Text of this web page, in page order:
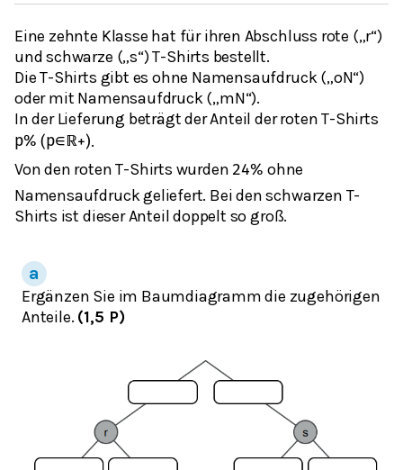
Eine zehnte Klasse hat für ihren Abschluss rote („r“)
und schwarze („s“) T-Shirts bestellt.
Die T-Shirts gibt es ohne Namensaufdruck („oN“)
oder mit Namensaufdruck („mN“).
In der Lieferung beträgt der Anteil der roten T-Shirts
p% (p∈ ℝ+).
Von den roten T-Shirts wurden 24% ohne
Namensaufdruck geliefert. Bei den schwarzen T-
Shirts ist dieser Anteil doppelt so groß.
Ergänzen Sie im Baumdiagramm die zugehörigen
Anteile. (1,5 P)